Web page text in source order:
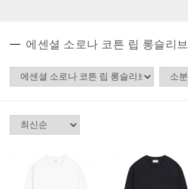
에센셜 소로나 코튼 립 롱슬리브